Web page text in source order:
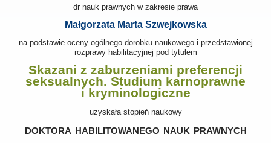
dr nauk prawnych w zakresie prawa
Małgorzata Marta Szwejkowska
na podstawie oceny ogólnego dorobku naukowego i przedstawionej
rozprawy habilitacyjnej pod tytułem
Skazani z zaburzeniami preferencji
seksualnych. Studium karnoprawne
i kryminologiczne
uzyskała stopień naukowy
doktora habilitowanego nauk prawnych